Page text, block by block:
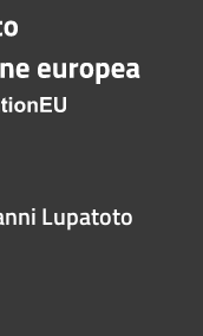
Lupatoto